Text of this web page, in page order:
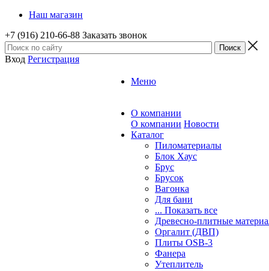
Наш магазин
+7 (916) 210-66-88 Заказать звонок
Вход Регистрация
Меню
О компании
О компании Новости
Каталог
Пиломатериалы
Блок Хаус
Брус
Брусок
Вагонка
Для бани
... Показать все
Древесно-плитные
Оргалит (ДВП)
Плиты OSB-3
Фанера
Утеплитель